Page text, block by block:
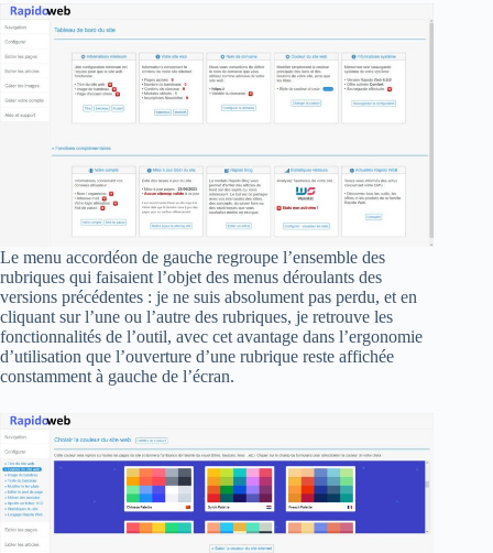
Le menu accordéon de gauche regroupe l’ensemble des
rubriques qui faisaient l’objet des menus déroulants des
versions précédentes : je ne suis absolument pas perdu, et en
cliquant sur l’une ou l’autre des rubriques, je retrouve les
fonctionnalités de l’outil, avec cet avantage dans l’ergonomie
d’utilisation que l’ouverture d’une rubrique reste affichée
constamment à gauche de l’écran.